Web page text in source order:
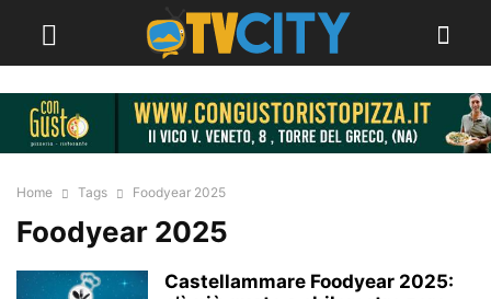
Home Tags Foodyear 2025
Foodyear 2025
Castellammare Foodyear 2025: